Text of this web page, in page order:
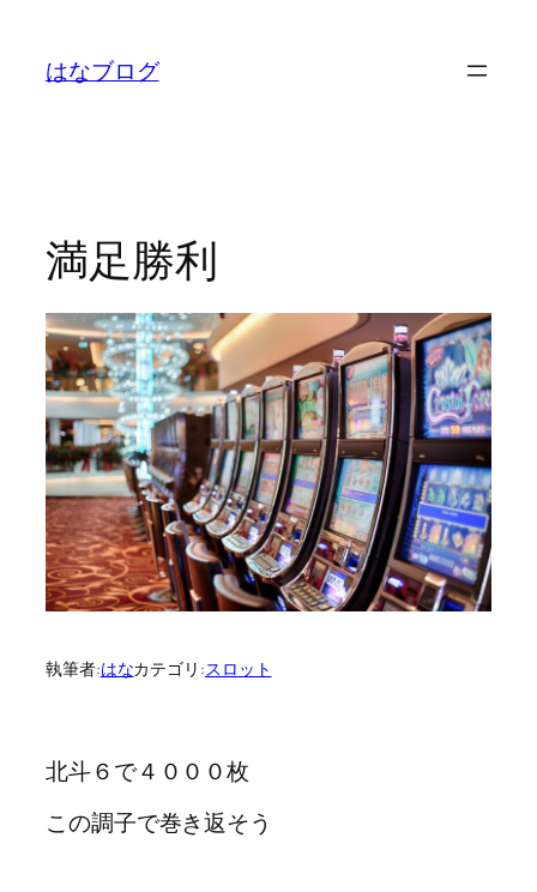
はなブログ
満足勝利
執筆者:はなカテゴリ:スロット
北斗６で４０００枚
この調子で巻き返そう